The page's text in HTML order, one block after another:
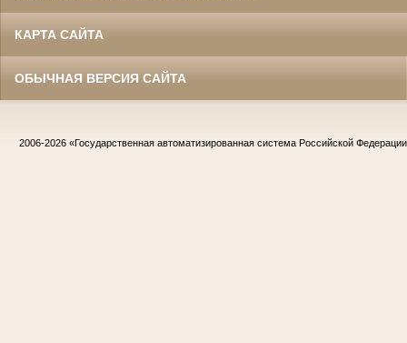
КАРТА САЙТА
ОБЫЧНАЯ ВЕРСИЯ САЙТА
2006-2026 «Государственная автоматизированная система Российской